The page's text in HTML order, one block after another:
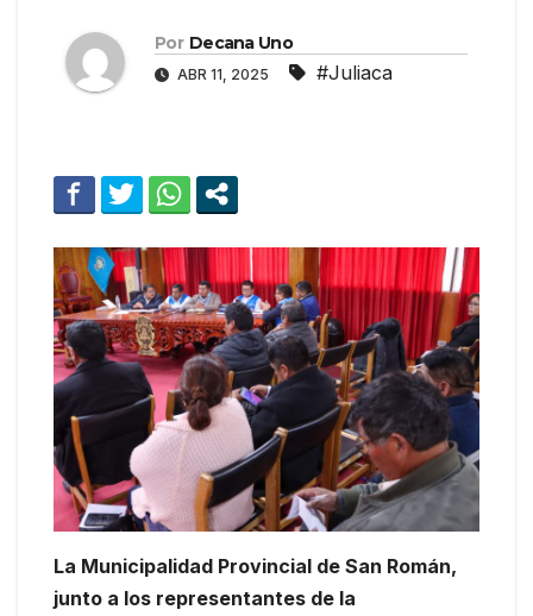
Por Decana Uno
ABR 11, 2025 #Juliaca
La Municipalidad Provincial de San Román,
junto a los representantes de la